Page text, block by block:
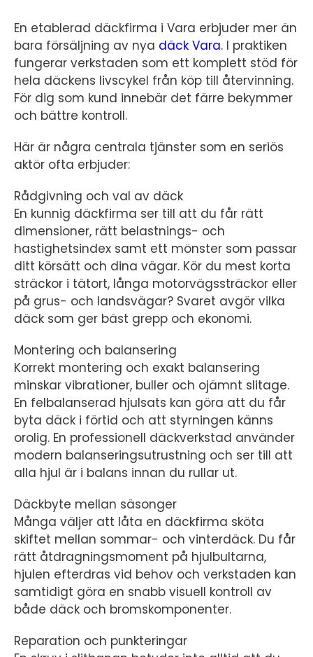
En etablerad däckfirma i Vara erbjuder mer än
bara försäljning av nya däck Vara. I praktiken
fungerar verkstaden som ett komplett stöd för
hela däckens livscykel från köp till återvinning.
För dig som kund innebär det färre bekymmer
och bättre kontroll.
Här är några centrala tjänster som en seriös
aktör ofta erbjuder:
Rådgivning och val av däck
En kunnig däckfirma ser till att du får rätt
dimensioner, rätt belastnings- och
hastighetsindex samt ett mönster som passar
ditt körsätt och dina vägar. Kör du mest korta
sträckor i tätort, långa motorvägssträckor eller
på grus- och landsvägar? Svaret avgör vilka
däck som ger bäst grepp och ekonomi.
Montering och balansering
Korrekt montering och exakt balansering
minskar vibrationer, buller och ojämnt slitage.
En felbalanserad hjulsats kan göra att du får
byta däck i förtid och att styrningen känns
orolig. En professionell däckverkstad använder
modern balanseringsutrustning och ser till att
alla hjul är i balans innan du rullar ut.
Däckbyte mellan säsonger
Många väljer att låta en däckfirma sköta
skiftet mellan sommar- och vinterdäck. Du får
rätt åtdragningsmoment på hjulbultarna,
hjulen efterdras vid behov och verkstaden kan
samtidigt göra en snabb visuell kontroll av
både däck och bromskomponenter.
Reparation och punkteringar